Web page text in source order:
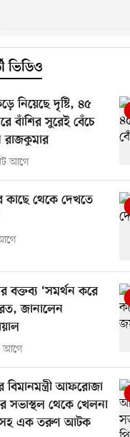
ভিডিও
নিয়েছে দৃষ্টি, ৪৫
বাঁশির সুরেই বেঁচে
আগে
কাছে থেকে দেখতে
বক্তব্য ‘সমর্থন করে
জানালেন
আগে
বিমানমন্ত্রী আফরোজা
সভাস্থল থেকে খেলনা
এক তরুণ আটক